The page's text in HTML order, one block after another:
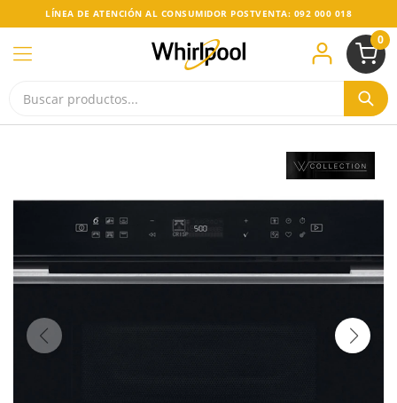
0
LÍNEA DE ATENCIÓN AL CONSUMIDOR POSTVENTA: 092 000 018
